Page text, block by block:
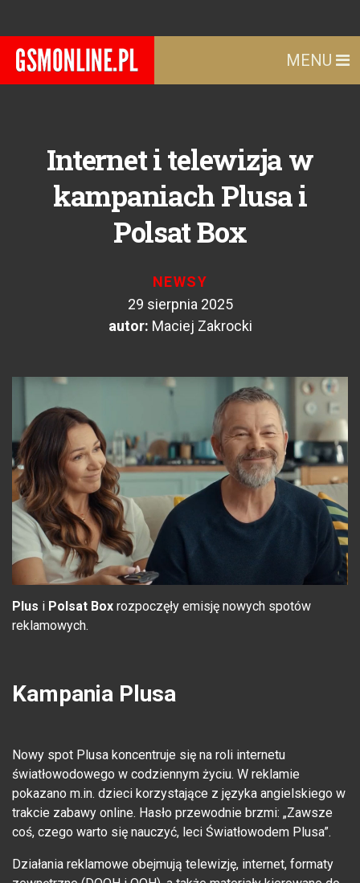
MENU
Internet i telewizja w
kampaniach Plusa i
Polsat Box
NEWSY
29 sierpnia 2025
autor: Maciej Zakrocki
Plus i Polsat Box rozpoczęły emisję nowych spotów
reklamowych.
Kampania Plusa
Nowy spot Plusa koncentruje się na roli internetu
światłowodowego w codziennym życiu. W reklamie
pokazano m.in. dzieci korzystające z języka angielskiego w
trakcie zabawy online. Hasło przewodnie brzmi: „Zawsze
coś, czego warto się nauczyć, leci Światłowodem Plusa”.
Działania reklamowe obejmują telewizję, internet, formaty